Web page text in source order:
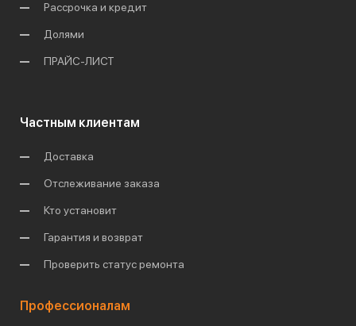
Рассрочка и кредит
Долями
ПРАЙС-ЛИСТ
Частным клиентам
Доставка
Отслеживание заказа
Кто установит
Гарантия и возврат
Проверить статус ремонта
Профессионалам